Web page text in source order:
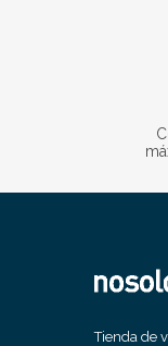
Tienda de